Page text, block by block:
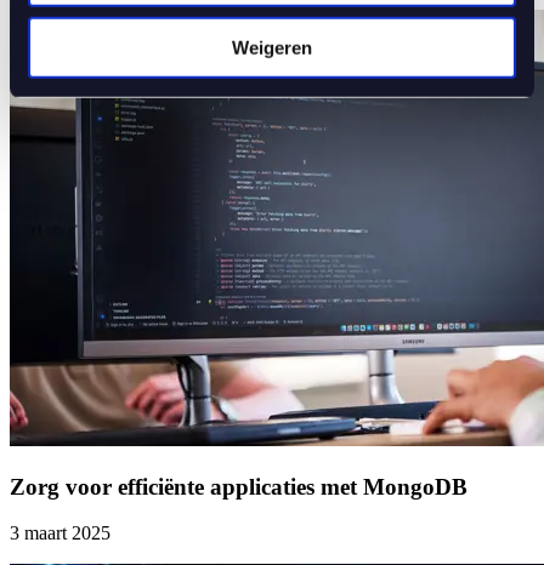
Weigeren
Zorg voor efficiënte applicaties met MongoDB
3 maart 2025